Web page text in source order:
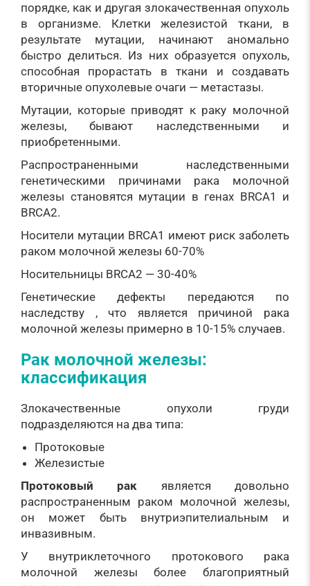
порядке, как и другая злокачественная опухоль
в организме. Клетки железистой ткани, в
результате мутации, начинают аномально
быстро делиться. Из них образуется опухоль,
способная прорастать в ткани и создавать
вторичные опухолевые очаги — метастазы.
Мутации, которые приводят к раку молочной
железы, бывают наследственными и
приобретенными.
Распространенными наследственными
генетическими причинами рака молочной
железы становятся мутации в генах BRCA1 и
BRCA2.
Носители мутации BRCA1 имеют риск заболеть
раком молочной железы 60-70%
Носительницы BRCA2 — 30-40%
Генетические дефекты передаются по
наследству , что является причиной рака
молочной железы примерно в 10-15% случаев.
Рак молочной железы:
классификация
Злокачественные опухоли груди
подразделяются на два типа:
Протоковые
Железистые
Протоковый рак является довольно
распространенным раком молочной железы,
он может быть внутриэпителиальным и
инвазивным.
У внутриклеточного протокового рака
молочной железы более благоприятный